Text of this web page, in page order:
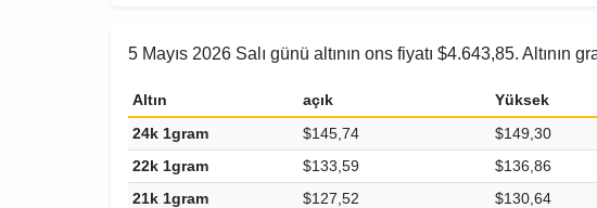
5 Mayıs 2026 Salı günü altının ons fiyatı $4.643,85. Altının
Altın açık Yüksek
24k 1gram
$145,74 $149,30
22k 1gram
$133,59 $136,86
21k 1gram
$127,52 $130,64